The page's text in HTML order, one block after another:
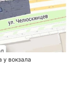
у вокзала